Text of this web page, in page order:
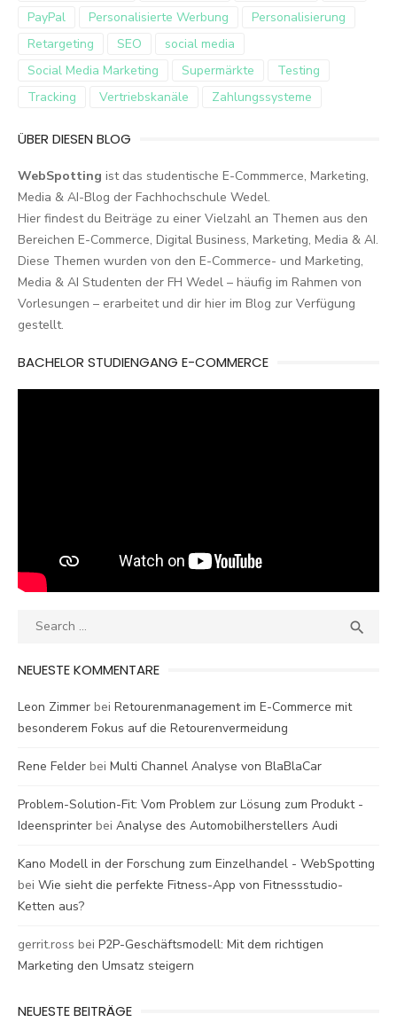
PayPal
Personalisierte Werbung
Personalisierung
Retargeting
SEO
social media
Social Media Marketing
Supermärkte
Testing
Tracking
Vertriebskanäle Zahlungssysteme
ÜBER DIESEN BLOG
WebSpotting ist das studentische E-Commmerce, Marketing,
Media & AI-Blog der Fachhochschule Wedel.
Hier findest du Beiträge zu einer Vielzahl an Themen aus den
Bereichen E-Commerce, Digital Business, Marketing, Media & AI.
Diese Themen wurden von den E-Commerce- und Marketing,
Media & AI Studenten der FH Wedel – häufig im Rahmen von
Vorlesungen – erarbeitet und dir hier im Blog zur Verfügung
gestellt.
BACHELOR STUDIENGANG E-COMMERCE
Search

NEUESTE KOMMENTARE
Leon Zimmer bei Retourenmanagement im E-Commerce mit
besonderem Fokus auf die Retourenvermeidung
Rene Felder bei Multi Channel Analyse von BlaBlaCar
Problem-Solution-Fit: Vom Problem zur Lösung zum Produkt -
Ideensprinter bei Analyse des Automobilherstellers Audi
Kano Modell in der Forschung zum Einzelhandel - WebSpotting
bei Wie sieht die perfekte Fitness-App von Fitnessstudio-
Ketten aus?
gerrit.ross bei P2P-Geschäftsmodell: Mit dem richtigen
Marketing den Umsatz steigern
NEUESTE BEITRÄGE